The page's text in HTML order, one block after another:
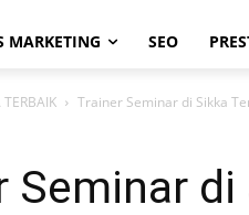
MARKETING SEO
Trainer Seminar di Sikka
Seminar